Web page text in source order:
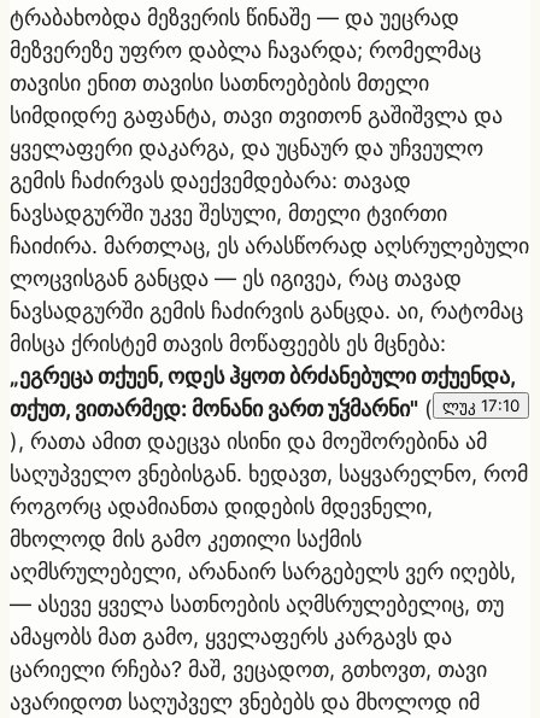
ტრაბახობდა მეზვერის წინაშე — და უეცრად
მეზვერეზე უფრო დაბლა ჩავარდა; რომელმაც
თავისი ენით თავისი სათნოებების მთელი
სიმდიდრე გაფანტა, თავი თვითონ გაშიშვლა და
ყველაფერი დაკარგა, და უცნაურ და უჩვეულო
გემის ჩაძირვას დაექვემდებარა: თავად
ნავსადგურში უკვე შესული, მთელი ტვირთი
ჩაიძირა. მართლაც, ეს არასწორად აღსრულებული
ლოცვისგან განცდა — ეს იგივეა, რაც თავად
ნავსადგურში გემის ჩაძირვის განცდა. აი, რატომაც
მისცა ქრისტემ თავის მოწაფეებს ეს მცნება:
„ეგრეცა თქუენ, ოდეს ჰყოთ ბრძანებული თქუენდა,
თქუთ, ვითარმედ: მონანი ვართ უჴმარნი" ( ლუკ 17:10
), რათა ამით დაეცვა ისინი და მოეშორებინა ამ
საღუპველო ვნებისგან. ხედავთ, საყვარელნო, რომ
როგორც ადამიანთა დიდების მდევნელი,
მხოლოდ მის გამო კეთილი საქმის
აღმსრულებელი, არანაირ სარგებელს ვერ იღებს,
— ასევე ყველა სათნოების აღმსრულებელიც, თუ
ამაყობს მათ გამო, ყველაფერს კარგავს და
ცარიელი რჩება? მაშ, ვეცადოთ, გთხოვთ, თავი
ავარიდოთ საღუპველ ვნებებს და მხოლოდ იმ